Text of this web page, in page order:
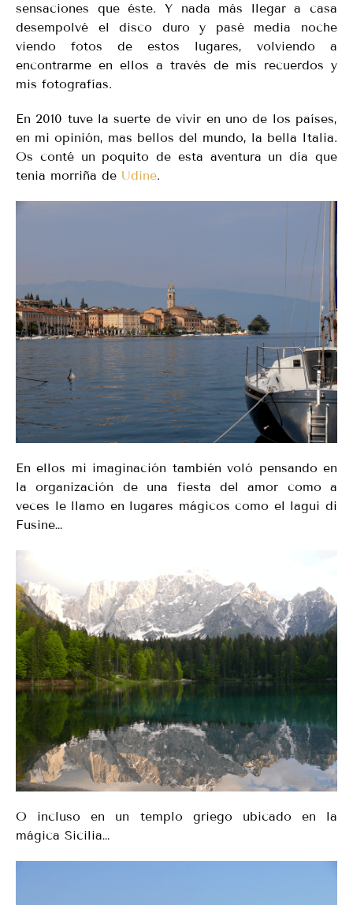
sensaciones que éste. Y nada más llegar a casa
desempolvé el disco duro y pasé media noche
viendo fotos de estos lugares, volviendo a
encontrarme en ellos a través de mis recuerdos y
mis fotografías.
En 2010 tuve la suerte de vivir en uno de los países,
en mi opinión, mas bellos del mundo, la bella Italia.
Os conté un poquito de esta aventura un día que
tenia morriña de Udine.
En ellos mi imaginación también voló pensando en
la organización de una fiesta del amor como a
veces le llamo en lugares mágicos como el lagui di
Fusine…
O incluso en un templo griego ubicado en la
mágica Sicilia…